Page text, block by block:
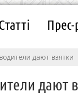
Прес-
дают взятки
дают